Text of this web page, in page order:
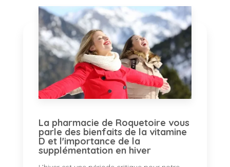
La pharmacie de Roquetoire vous
parle des bienfaits de la vitamine
D et l'importance de la
supplémentation en hiver